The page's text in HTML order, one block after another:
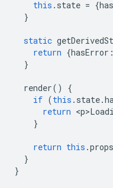
this . state = {
}
static
return {hasError :
}
render()
{
if (this . state.
return <
}
return this .props
}
}